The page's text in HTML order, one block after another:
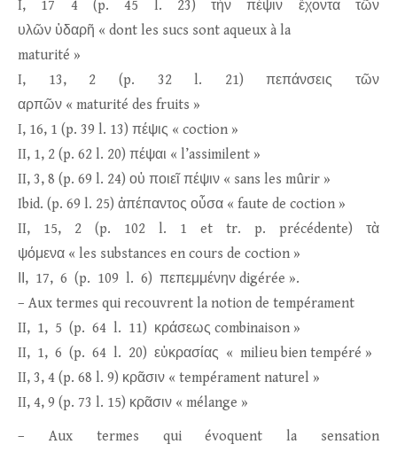
I, 17 4 (p. 45 l. 23) τὴν πέψιν ἔχοντα τῶν
υλῶν ὑδαρῆ « dont les sucs sont aqueux à la
maturité »
I, 13, 2 (p. 32 l. 21) πεπάνσεις τῶν
αρπῶν « maturité des fruits »
I, 16, 1 (p. 39 l. 13) πέψις « coction »
II, 1, 2 (p. 62 l. 20) πέψαι « l’assimilent »
II, 3, 8 (p. 69 l. 24) οὐ ποιεῖ πέψιν « sans les mûrir »
Ibid. (p. 69 l. 25) ἀπέπαντος οὖσα « faute de coction »
II, 15, 2 (p. 102 l. 1 et tr. p. précédente) τὰ
ψόμενα « les substances en cours de coction »
ΙΙ, 17, 6 (p. 109 l. 6) πεπεμμένην digérée ».
– Aux termes qui recouvrent la notion de tempérament
II, 1, 5 (p. 64 l. 11) κράσεως combinaison »
II, 1, 6 (p. 64 l. 20) εὐκρασίας « milieu bien tempéré »
II, 3, 4 (p. 68 l. 9) κρᾶσιν « tempérament naturel »
II, 4, 9 (p. 73 l. 15) κρᾶσιν « mélange »
– Aux termes qui évoquent la sensation